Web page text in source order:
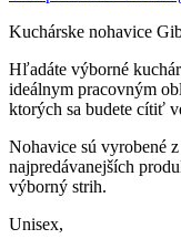
Kuchárske nohavice
Hľadáte výborné
ideálnym pracovným
ktorých sa budete cítiť
Nohavice sú vyrobené
najpredávanejších
výborný strih.
Unisex,